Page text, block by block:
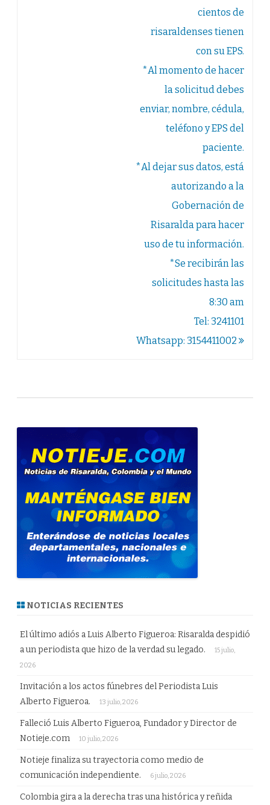
cientos de
risaraldenses tienen
con su EPS.
*Al momento de hacer
la solicitud debes
enviar, nombre, cédula,
teléfono y EPS del
paciente.
*Al dejar sus datos, está
autorizando a la
Gobernación de
Risaralda para hacer
uso de tu información.
*Se recibirán las
solicitudes hasta las
8:30 am
Tel: 3241101
Whatsapp: 3154411002
NOTICIAS RECIENTES
El último adiós a Luis Alberto Figueroa: Risaralda despidió
a un periodista que hizo de la verdad su legado.
15 julio,
2026
Invitación a los actos fúnebres del Periodista Luis
Alberto Figueroa.
13 julio, 2026
Falleció Luis Alberto Figueroa, Fundador y Director de
Notieje.com
10 julio, 2026
Notieje finaliza su trayectoria como medio de
comunicación independiente.
6 julio, 2026
Colombia gira a la derecha tras una histórica y reñida